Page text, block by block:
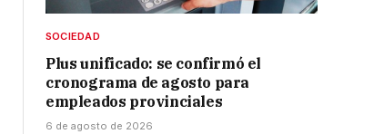
SOCIEDAD
Plus unificado: se confirmó el
cronograma de agosto para
empleados provinciales
6 de agosto de 2026